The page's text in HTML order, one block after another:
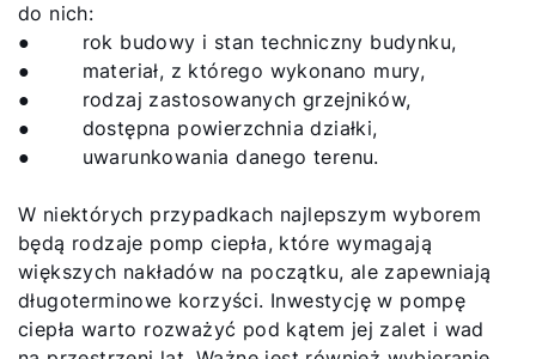
do nich:
● rok budowy i stan techniczny budynku,
● materiał, z którego wykonano mury,
● rodzaj zastosowanych grzejników,
● dostępna powierzchnia działki,
● uwarunkowania danego terenu.
W niektórych przypadkach najlepszym wyborem
będą rodzaje pomp ciepła, które wymagają
większych nakładów na początku, ale zapewniają
długoterminowe korzyści. Inwestycję w pompę
ciepła warto rozważyć pod kątem jej zalet i wad